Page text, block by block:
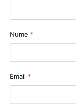
Nume *
Email *